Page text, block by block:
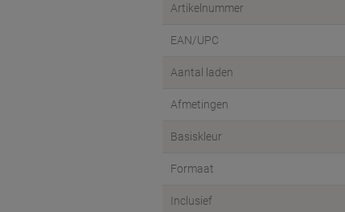
Artikelnummer
EAN/UPC
Aantal laden
Afmetingen
Basiskleur
Formaat
Inclusief